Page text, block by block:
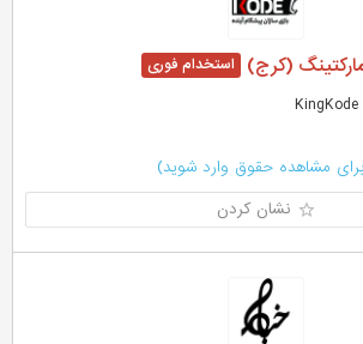
(کرج)
مشاهده حقوق وارد شوید)
نشان کردن